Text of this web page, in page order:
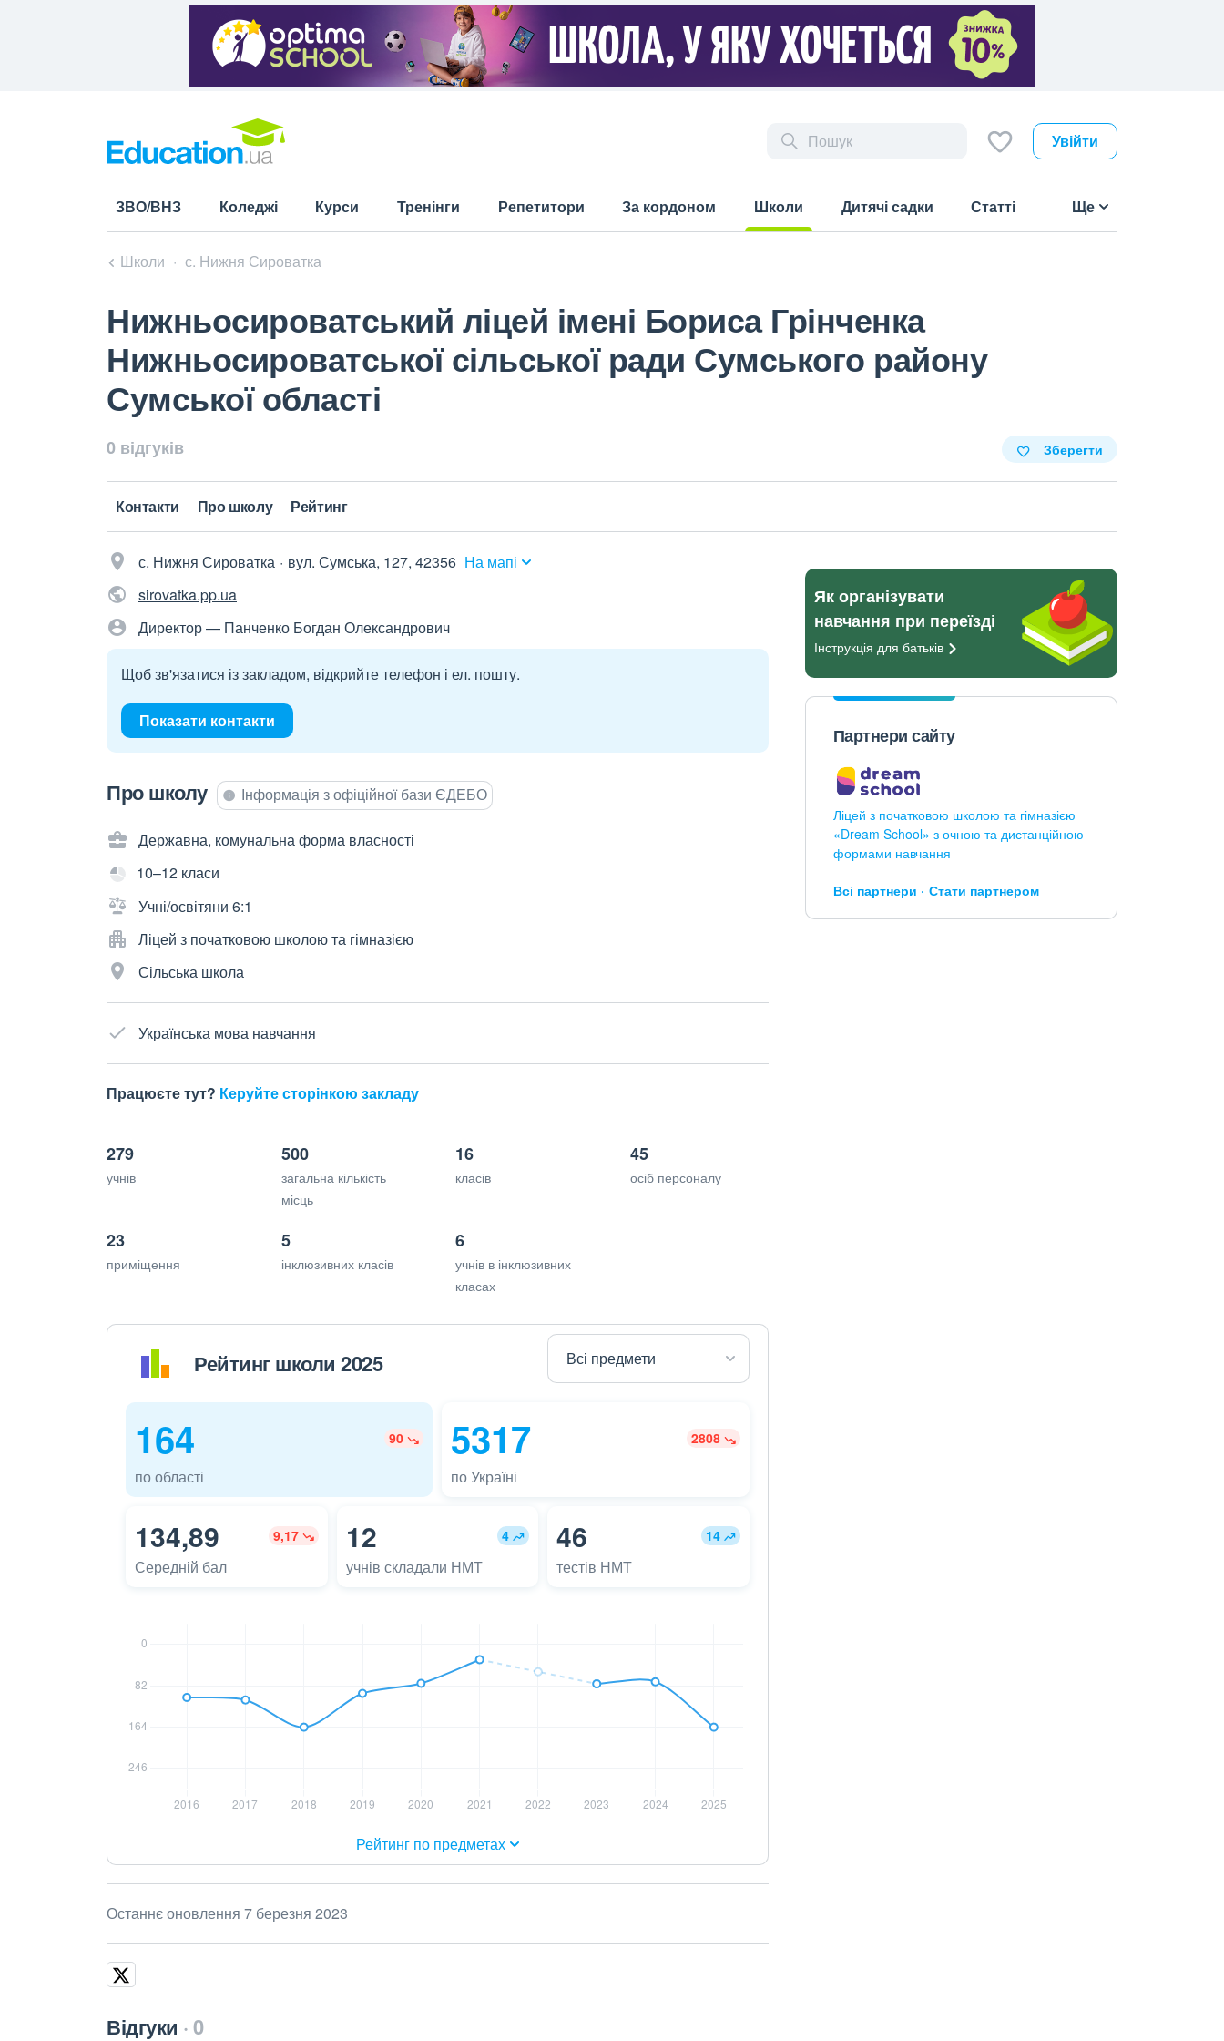
Увійти
ЗВО/ВНЗ Коледжі Курси Тренінги Репетитори За кордоном
Школи
Дитячі садки Статті Ще
Школи с. Нижня Сироватка
Нижньосироватський ліцей імені Бориса Грінченка
Нижньосироватської сільської ради Сумського району
Сумської області
0 відгуків Зберегти
Контакти Про школу Рейтинг
с. Нижня Сироватка вул. Сумська, 127, 42356 На мапі
sirovatka.pp.ua
Директор — Панченко Богдан Олександрович
Щоб зв'язатися із закладом, відкрийте телефон і ел. пошту.
Показати контакти
Про школу Інформація з офіційної бази ЄДЕБО
Державна, комунальна форма власності
10–12 класи
Учні/освітяни 6:1
Ліцей з початковою школою та гімназією
Сільська школа
Українська мова навчання
Працюєте тут? Керуйте сторінкою закладу
279
учнів
500
загальна кількість
місць
16
класів
45
осіб персоналу
23
приміщення
5
інклюзивних класів
6
учнів в інклюзивних
класах
Рейтинг школи 2025
164 90
по області
5317 2808
по Україні
134,89 9,17
Середній бал
12 4
учнів складали НМТ
46 14
тестів НМТ
Рейтинг по предметах
Останнє оновлення 7 березня 2023
Відгуки 0
Як організувати
навчання при переїзді
Інструкція для батьків
Партнери сайту
Ліцей з початковою школою та гімназією
«Dream School» з очною та дистанційною
формами навчання
Всі партнери Стати партнером